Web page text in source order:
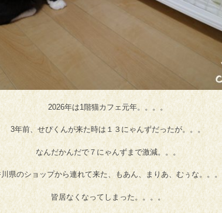
2026年は1階猫カフェ元年。。。。
3年前、せぴくんが来た時は１３にゃんずだったが。。。
なんだかんだで７にゃんずまで激減。。。
県のショップから連れて来た、もあん、まりあ、むぅな。。。
皆居なくなってしまった。。。。